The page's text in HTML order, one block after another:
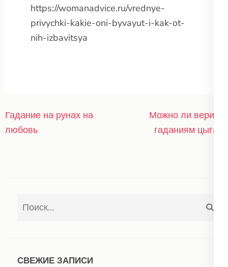
https://womanadvice.ru/vrednye-
privychki-kakie-oni-byvayut-i-kak-ot-
nih-izbavitsya
Навигация
по
Гадание на рунах на
любовь
Можно ли верить
гаданиям цыган
СВЕЖИЕ ЗАПИСИ